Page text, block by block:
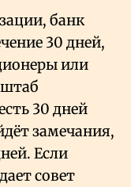
банк
30 дней,
или
30 дней
замечания,
Если
совет